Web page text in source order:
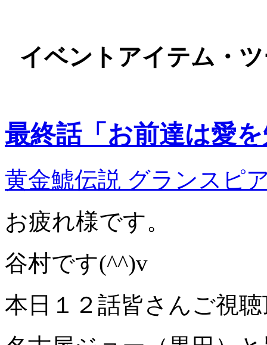
イベントアイテム・
最終話「お前達は愛
黄金鯱伝説 グランスピ
お疲れ様です。
谷村です(^^)v
本日１２話皆さんご視